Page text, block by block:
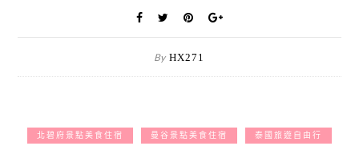
By HX271
北碧府景點美食住宿 曼谷景點美食住宿 泰國旅遊自由行